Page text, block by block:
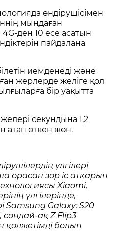
өндірушісімен
мыңдаған
ден 10 есе асатын
пайдалана
иемденеді және
жерлерде желіге қол
бір уақытта
секундына 1,2
атап өткен жөн.
үлгілері
орасан зор іс атқарып
Xiaomi,
үлгілерінде,
Samsung Galaxy: S20
сондай-ақ Z Flip3
болып